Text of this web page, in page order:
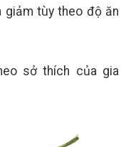
giảm tùy theo độ ăn
sở thích của gia